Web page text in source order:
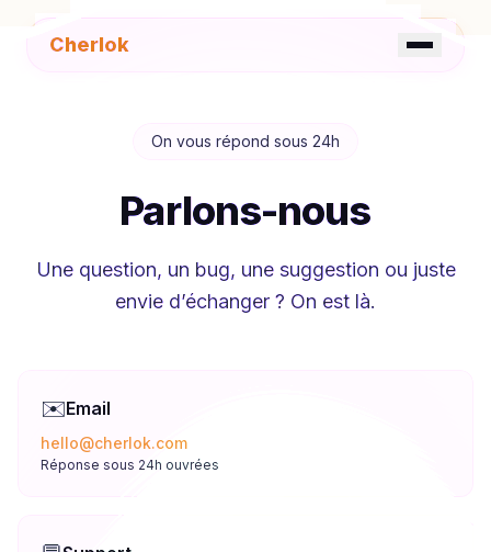
Cherlok
On vous répond sous 24h
Parlons-nous
Une question, un bug, une suggestion ou juste
envie d’échanger ? On est là.
✉️Email
hello@cherlok.com
Réponse sous 24h ouvrées